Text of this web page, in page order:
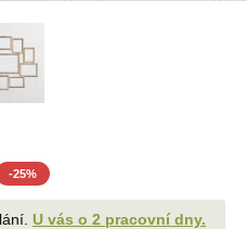
-25%
U vás o 2 pracovní dny.